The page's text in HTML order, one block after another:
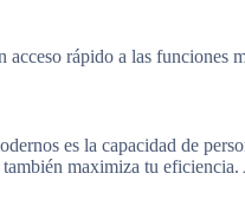
rápido a las funciones
es la capacidad de
maximiza tu